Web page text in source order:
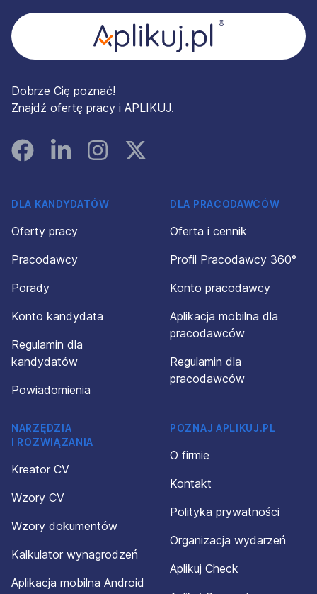
Dobrze Cię poznać!
Znajdź ofertę pracy i APLIKUJ.
FacebookLinked InInstagramInstagram
DLA KANDYDATÓW
Oferty pracy
Pracodawcy
Porady
Konto kandydata
Regulamin dla
kandydatów
Powiadomienia
DLA PRACODAWCÓW
Oferta i cennik
Profil Pracodawcy 360°
Konto pracodawcy
Aplikacja mobilna dla
pracodawców
Regulamin dla
pracodawców
NARZĘDZIA
I ROZWIĄZANIA
Kreator CV
Wzory CV
Wzory dokumentów
Kalkulator wynagrodzeń
Aplikacja mobilna Android
POZNAJ APLIKUJ.PL
O firmie
Kontakt
Polityka prywatności
Organizacja wydarzeń
Aplikuj Check